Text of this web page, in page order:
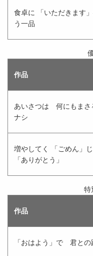
食卓に 「いただきます
う一品
作品
あいさつは 何にもま
ナシ
増やしてく 「ごめん」
「ありがとう」
特
作品
「おはよう」で 君と